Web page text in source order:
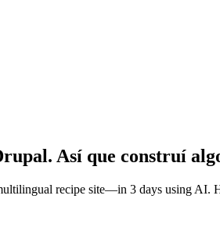
Así que construí
recipe site—in 3 days using AI.